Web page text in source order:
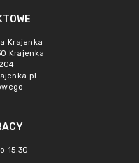
Krajenka
Krajenka
15.30